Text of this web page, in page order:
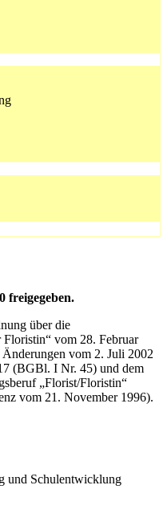
freigegeben.
über die
vom 28. Februar
vom 2. Juli 2002
(BGBl. I Nr. 45) und dem
„Florist/Floristin“
vom 21. November 1996).
und Schulentwicklung